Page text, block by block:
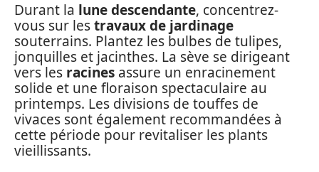
Durant la lune descendante, concentrez-
vous sur lestravaux de jardinage
souterrains. Plantez les bulbes de tulipes,
jonquilles et jacinthes. La sève se dirigeant
vers les racines assure un enracinement
solide et une floraison spectaculaire au
printemps. Les divisions de touffes de
vivaces sont également recommandées à
cette période pour revitaliser les plants
vieillissants.